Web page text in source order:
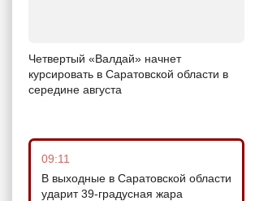
Четвертый «Валдай» начнет
курсировать в Саратовской области в
середине августа
09:11
В выходные в Саратовской области
ударит 39-градусная жара